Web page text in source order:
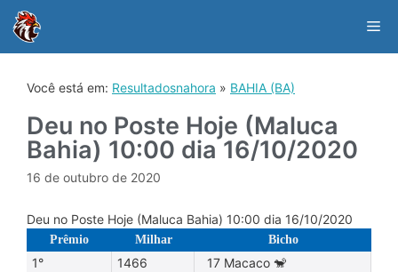
content
Você está em: Resultadosnahora » BAHIA (BA)
Deu no Poste Hoje (Maluca
Bahia) 10:00 dia 16/10/2020
16 de outubro de 2020
Deu no Poste Hoje (Maluca Bahia) 10:00 dia 16/10/2020
Prêmio Milhar Bicho
1° 1466
17 Macaco 🐒